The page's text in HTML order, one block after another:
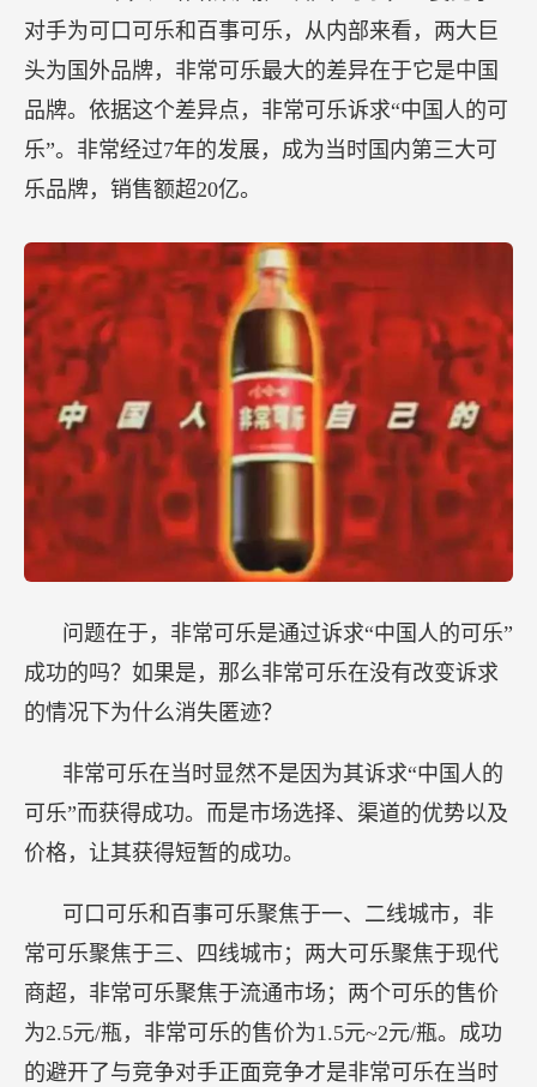
对手为可口可乐和百事可乐，从内部来看，两大巨
头为国外品牌，非常可乐最大的差异在于它是中国
品牌。依据这个差异点，非常可乐诉求“中国人的可
乐”。非常经过7年的发展，成为当时国内第三大可
乐品牌，销售额超20亿。
问题在于，非常可乐是通过诉求“中国人的可乐”
成功的吗？如果是，那么非常可乐在没有改变诉求
的情况下为什么消失匿迹？
非常可乐在当时显然不是因为其诉求“中国人的
可乐”而获得成功。而是市场选择、渠道的优势以及
价格，让其获得短暂的成功。
可口可乐和百事可乐聚焦于一、二线城市，非
常可乐聚焦于三、四线城市；两大可乐聚焦于现代
商超，非常可乐聚焦于流通市场；两个可乐的售价
为2.5元/瓶，非常可乐的售价为1.5元~2元/瓶。成功
的避开了与竞争对手正面竞争才是非常可乐在当时